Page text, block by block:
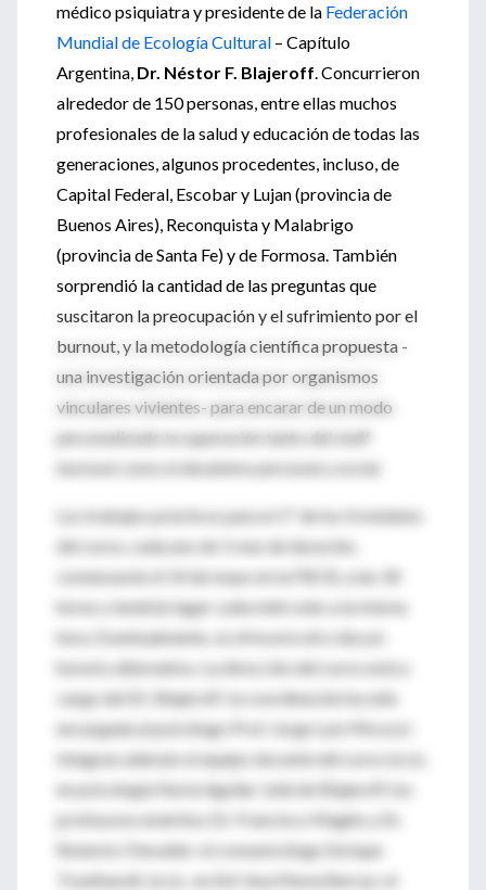
médico psiquiatra y presidente de la Federación
Mundial de Ecología Cultural – Capítulo
Argentina, Dr. Néstor F. Blajeroff. Concurrieron
alrededor de 150 personas, entre ellas muchos
profesionales de la salud y educación de todas las
generaciones, algunos procedentes, incluso, de
Capital Federal, Escobar y Lujan (provincia de
Buenos Aires), Reconquista y Malabrigo
(provincia de Santa Fe) y de Formosa. También
sorprendió la cantidad de las preguntas que
suscitaron la preocupación y el sufrimiento por el
burnout, y la metodología científica propuesta -
una investigación orientada por organismos
vinculares vivientes- para encarar de un modo
personalizado la superación tanto del staff
burnout como el desánimo personal y social.
Los trabajos prácticos para el 1º de los 4 módulos
del curso, cada uno de 1 mes de duración,
comenzarán el 14 de mayo en la FBCB, a las 18
horas y tendrán lugar cada miércoles a la misma
hora. Eventualmente, se ofrecerá otro día y/o
horario alternativo. La dirección del curso está a
cargo del Dr. Blajeroff; la coordinación ha sido
encargada al psicólogo Prof. Jorge Luis Micozzi.
Integran además el equipo docente del curso la Lic.
en psicología Nuria Aguilar Juliá de Blajeroff, los
profesores eméritos Dr. Francisco Maglio y Dr.
Roberto Chevalier; el comunicólogo Enrique
Trunkhardt; la Lic. en Enf. Ana María Berraz; el